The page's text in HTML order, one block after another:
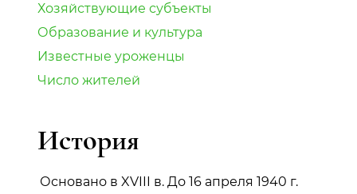
Хозяйствующие субъекты
Образование и культура
Известные уроженцы
Число жителей
История
Основано в XVIII в. До 16 апреля 1940 г.